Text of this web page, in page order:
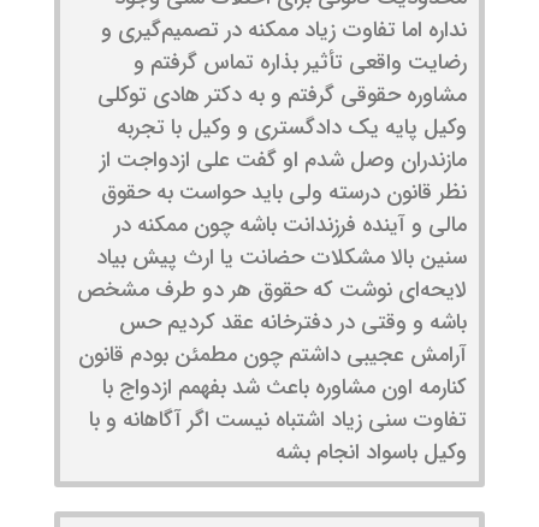
نداره اما تفاوت زیاد ممکنه در تصمیم‌گیری و
رضایت واقعی تأثیر بذاره تماس گرفتم و
مشاوره حقوقی گرفتم و به دکتر هادی توکلی
وکیل پایه یک دادگستری و وکیل با تجربه
مازندران وصل شدم او گفت علی ازدواجت از
نظر قانون درسته ولی باید حواست به حقوق
مالی و آینده فرزندانت باشه چون ممکنه در
سنین بالا مشکلات حضانت یا ارث پیش بیاد
لایحه‌ای نوشت که حقوق هر دو طرف مشخص
باشه و وقتی در دفترخانه عقد کردیم حس
آرامش عجیبی داشتم چون مطمئن بودم قانون
کنارمه اون مشاوره باعث شد بفهمم ازدواج با
تفاوت سنی زیاد اشتباه نیست اگر آگاهانه و با
وکیل باسواد انجام بشه